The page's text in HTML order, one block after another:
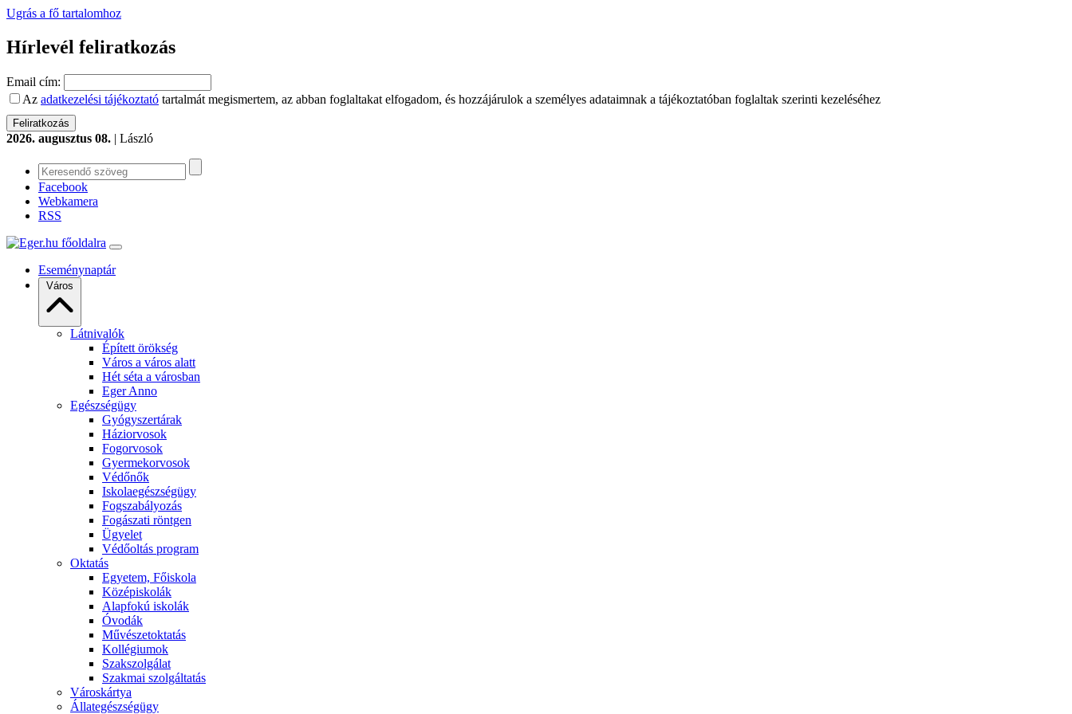
Ugrás a fő tartalomhoz
Hírlevél feliratkozás
Email cím:
Az adatkezelési tájékoztató tartalmát megismertem, az abban foglaltakat elfogadom, és hozzájárulok a személyes adataimnak a tájékoztatóban foglaltak szerinti kezeléséhez
2026. augusztus 08. | László
Facebook
Webkamera
RSS
Eseménynaptár
Város
Látnivalók
Épített örökség
Város a város alatt
Hét séta a városban
Eger Anno
Egészségügy
Gyógyszertárak
Háziorvosok
Fogorvosok
Gyermekorvosok
Védőnők
Iskolaegészségügy
Fogszabályozás
Fogászati röntgen
Ügyelet
Védőoltás program
Oktatás
Egyetem, Főiskola
Középiskolák
Alapfokú iskolák
Óvodák
Művészetoktatás
Kollégiumok
Szakszolgálat
Szakmai szolgáltatás
Városkártya
Állategészségügy